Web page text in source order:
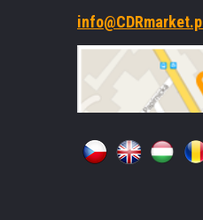
info@CDRmarket.pl